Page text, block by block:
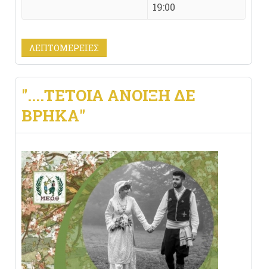
19:00
ΛΕΠΤΟΜΈΡΕΙΕΣ
"....ΤΈΤΟΙΑ ΆΝΟΙΞΗ ΔΕ
ΒΡΉΚΑ"